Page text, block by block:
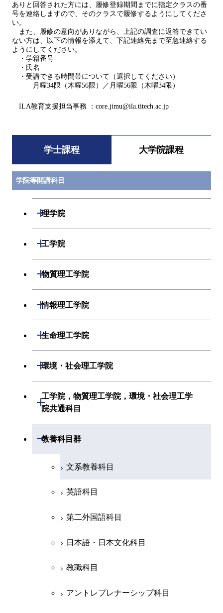
ありと回答された方には、履修登録期間までに指定クラスの番
号を連絡しますので、そのクラスで履修するようにしてくださ
い。
また、履修の意向がありながら、上記の調査に返答できてい
ない方は、以下の情報を添えて、下記連絡先まで至急連絡する
ようにしてください。
・学籍番号
・氏名
・受講できる時間帯について（選択してください）
月曜34限（木曜56限）／月曜56限（木曜34限）
ILA教育支援担当事務 ：core.jimu@ila.titech.ac.jp
学士課程 大学院課程
学院等開講科目
理学院
開閉
化学系
初年次専門科目
創造プロセス科目
共通専門科目
工学院
開閉
機械系
電気電子系
経営工学系
初年次専門科目
創造プロセス科目
物質理工学院
開閉
材料系
初年次専門科目
共通専門科目
情報理工学院
開閉
数理・計算科学系
初年次専門科目
創造プロセス科目
共通専門科目
生命理工学院
開閉
生命理工学系
創造プロセス科目
共通専門科目
環境・社会理工学院
開閉
建築学系
融合理工学系
初年次専門科目
創造プロセス科目
共通専門科目
工学院，物質理工学院，環境・社会理工学
院共通科目
開閉
工学院，物質理工学院，環境・社会
教養科目群
開閉
文系教養科目
英語科目
第二外国語科目
日本語・日本文化科目
教職科目
アントレプレナーシップ科目